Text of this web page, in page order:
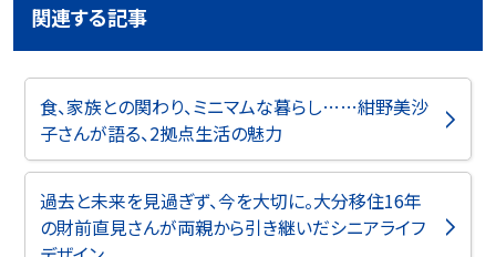
関連する記事
食、家族との関わり、ミニマムな暮らし……紺野美沙
子さんが語る、2拠点生活の魅力
過去と未来を見過ぎず、今を大切に。大分移住16年
の財前直見さんが両親から引き継いだシニアライフ